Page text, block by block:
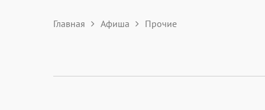
Главная Афиша Прочие